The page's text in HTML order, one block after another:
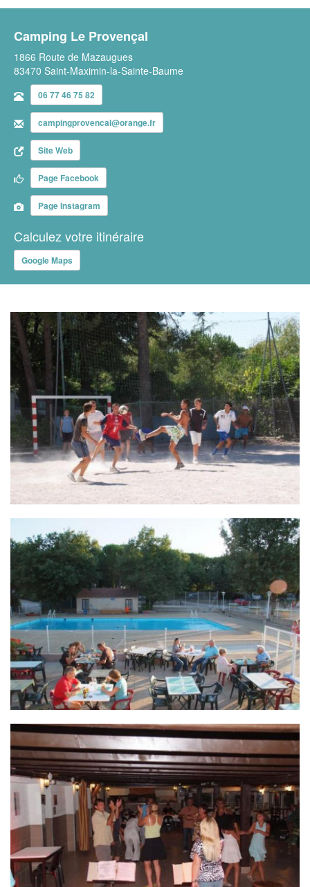
Camping Le Provençal
1866 Route de Mazaugues
83470 Saint-Maximin-la-Sainte-Baume
06 77 46 75 82
campingprovencal@orange.fr
Site Web
Page Facebook
Page Instagram
Calculez votre itinéraire
Google Maps